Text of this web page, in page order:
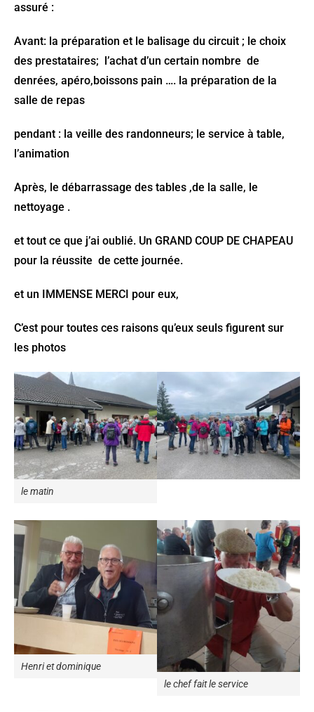
assuré :
Avant: la préparation et le balisage du circuit ; le choix
des prestataires; l’achat d’un certain nombre de
denrées, apéro,boissons pain …. la préparation de la
salle de repas
pendant : la veille des randonneurs; le service à table,
l’animation
Après, le débarrassage des tables ,de la salle, le
nettoyage .
et tout ce que j’ai oublié. Un GRAND COUP DE CHAPEAU
pour la réussite de cette journée.
et un IMMENSE MERCI pour eux,
C’est pour toutes ces raisons qu’eux seuls figurent sur
les photos
le matin
Henri et dominique
le chef fait le service